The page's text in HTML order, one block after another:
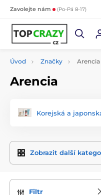
Zavolejte nám (Po-Pá 8-17)
Úvod Značky Arencia
Arencia
Korejská a
Zobrazit další
Filtr